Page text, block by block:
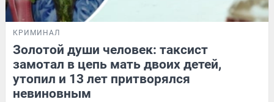
КРИМИНАЛ
Золотой души человек: таксист
замотал в цепь мать двоих детей,
утопил и 13 лет притворялся
невиновным